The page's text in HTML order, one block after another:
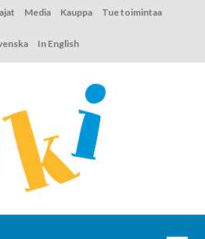
Media Kauppa Tue toimintaa
In English